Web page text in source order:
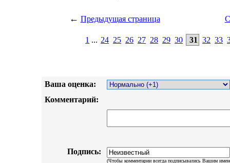
← Предыдущая страница
1 ... 24 25 26 27 28 29 30 31 32 33
Ваша оценка:
Комментарий:
Подпись:
(Чтобы комментарии всегда подписывались Вашим